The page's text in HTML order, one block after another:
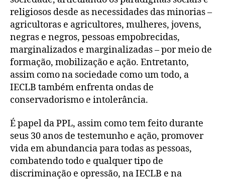
religiosos desde as necessidades das minorias –
agricultoras e agricultores, mulheres, jovens,
negras e negros, pessoas empobrecidas,
marginalizados e marginalizadas – por meio de
formação, mobilização e ação. Entretanto,
assim como na sociedade como um todo, a
IECLB também enfrenta ondas de
conservadorismo e intolerância.
É papel da PPL, assim como tem feito durante
seus 30 anos de testemunho e ação, promover
vida em abundancia para todas as pessoas,
combatendo todo e qualquer tipo de
discriminação e opressão, na IECLB e na